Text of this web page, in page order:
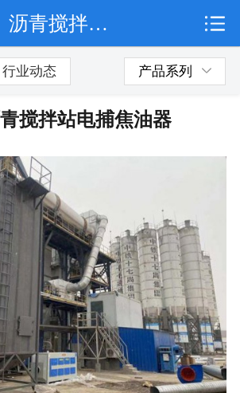
公司简介
沥青搅拌站电捕焦油器
行业动态 产品系列
搅拌站电捕焦油器